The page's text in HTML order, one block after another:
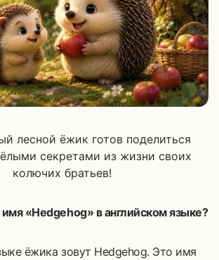
лесной ёжик готов поделиться
секретами из жизни своих
колючих братьев!
«Hedgehog» в английском языке?
ёжика зовут Hedgehog. Это имя